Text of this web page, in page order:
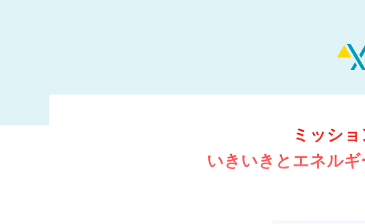
ミッシ
いきいきとエネル